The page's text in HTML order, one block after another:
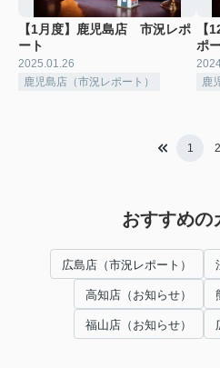
【1月度】鹿児島店 市況レポ
ート
2025.01.26
鹿児島店（市況レポート）
【
ポ
鹿
1 2
おすすめの
広島店（市況レポート）
高知店（お知らせ）
福山店（お知らせ）